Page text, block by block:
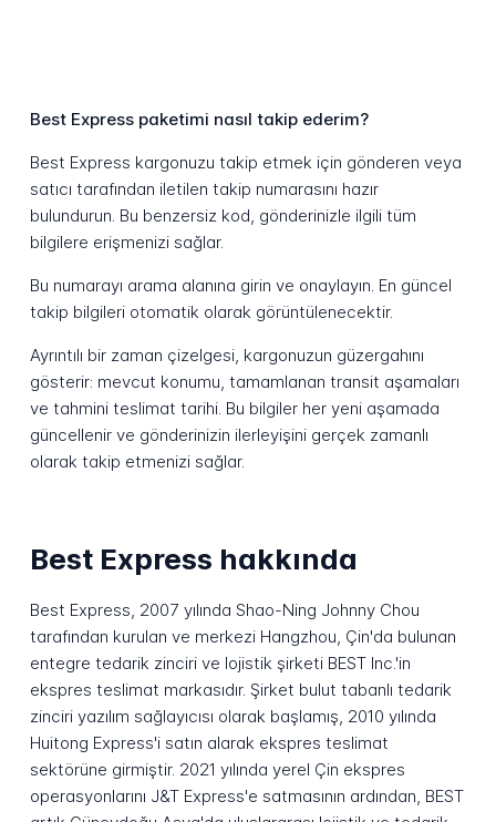
Best Express paketimi nasıl takip ederim?
Best Express kargonuzu takip etmek için gönderen veya
satıcı tarafından iletilen takip numarasını hazır
bulundurun. Bu benzersiz kod, gönderinizle ilgili tüm
bilgilere erişmenizi sağlar.
Bu numarayı arama alanına girin ve onaylayın. En güncel
takip bilgileri otomatik olarak görüntülenecektir.
Ayrıntılı bir zaman çizelgesi, kargonuzun güzergahını
gösterir: mevcut konumu, tamamlanan transit aşamaları
ve tahmini teslimat tarihi. Bu bilgiler her yeni aşamada
güncellenir ve gönderinizin ilerleyişini gerçek zamanlı
olarak takip etmenizi sağlar.
Best Express hakkında
Best Express, 2007 yılında Shao-Ning Johnny Chou
tarafından kurulan ve merkezi Hangzhou, Çin'da bulunan
entegre tedarik zinciri ve lojistik şirketi BEST Inc.'in
ekspres teslimat markasıdır. Şirket bulut tabanlı tedarik
zinciri yazılım sağlayıcısı olarak başlamış, 2010 yılında
Huitong Express'i satın alarak ekspres teslimat
sektörüne girmiştir. 2021 yılında yerel Çin ekspres
operasyonlarını J&T Express'e satmasının ardından, BEST